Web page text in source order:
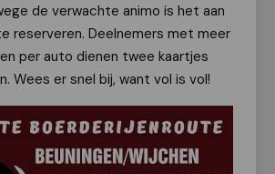
de verwachte animo is het aan
reserveren. Deelnemers met meer
per auto dienen twee kaartjes
Wees er snel bij, want vol is vol!